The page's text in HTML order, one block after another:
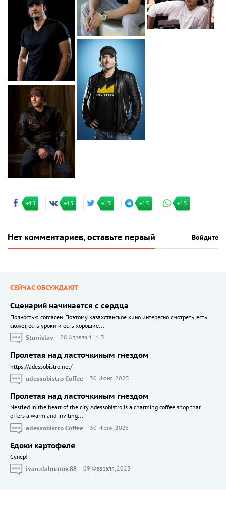
+15 +15 +15 +15 +15
Нет комментариев, оставьте первый Войдите
СЕЙЧАС ОБСУЖДАЮТ
Сценарий начинается с сердца
Полностью согласен. Поэтому казахстанское кино интересно смотреть, есть
сюжет, есть уроки и есть хорошие...
Stanislav
28 Апреля 11:13
Пролетая над ласточкиным гнездом
https://adessobistro.net/
adessobistro Coffee
30 Июня, 2025
Пролетая над ласточкиным гнездом
Nestled in the heart of the city, Adessobistro is a charming coffee shop that
offers a warm and inviting...
adessobistro Coffee
30 Июня, 2025
Едоки картофеля
Cупер!
ivan.dalmatov.88
09 Февраля, 2025